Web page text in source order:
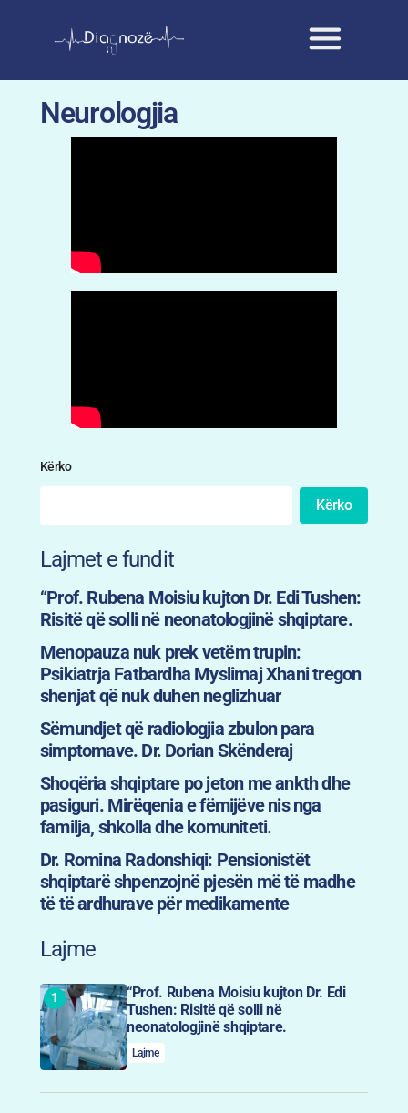
Neurologjia
Kërko
Kërko
Lajmet e fundit
“Prof. Rubena Moisiu kujton Dr. Edi Tushen:
Risitë që solli në neonatologjinë shqiptare.
Menopauza nuk prek vetëm trupin:
Psikiatrja Fatbardha Myslimaj Xhani tregon
shenjat që nuk duhen neglizhuar
Sëmundjet që radiologjia zbulon para
simptomave. Dr. Dorian Skënderaj
Shoqëria shqiptare po jeton me ankth dhe
pasiguri. Mirëqenia e fëmijëve nis nga
familja, shkolla dhe komuniteti.
Dr. Romina Radonshiqi: Pensionistët
shqiptarë shpenzojnë pjesën më të madhe
të të ardhurave për medikamente
Lajme
“Prof. Rubena Moisiu kujton Dr. Edi
Tushen: Risitë që solli në
neonatologjinë shqiptare.
Lajme